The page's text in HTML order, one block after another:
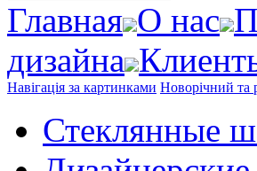
Главная О нас
дизайна
Навігація за картинками Новорічний та
Стеклянные